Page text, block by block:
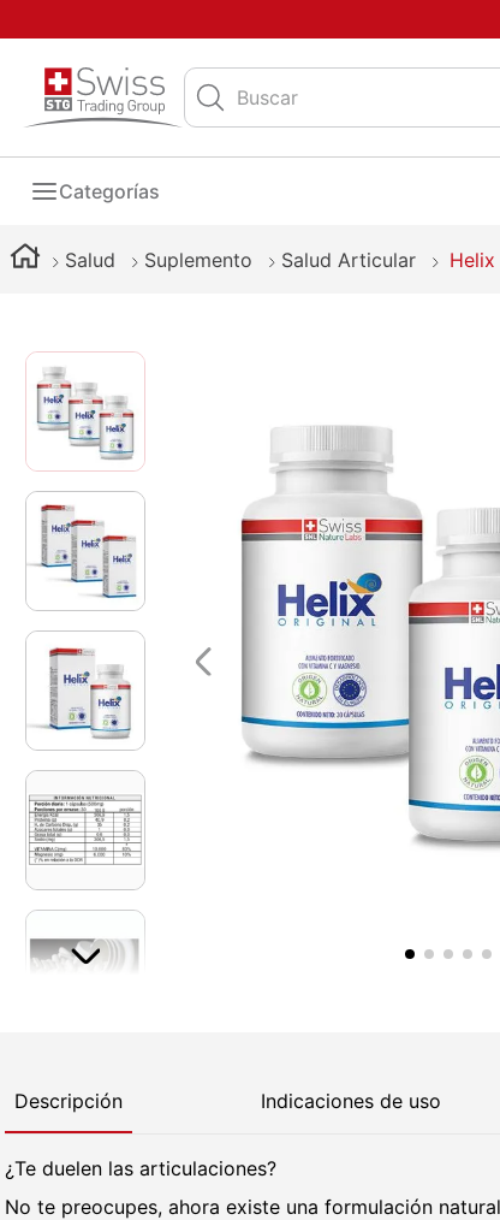
Buscar
Categorías
Salud Suplemento Salud Articular
Descripción Indicaciones de uso
¿Te duelen las articulaciones?
No te preocupes, ahora existe una formulación